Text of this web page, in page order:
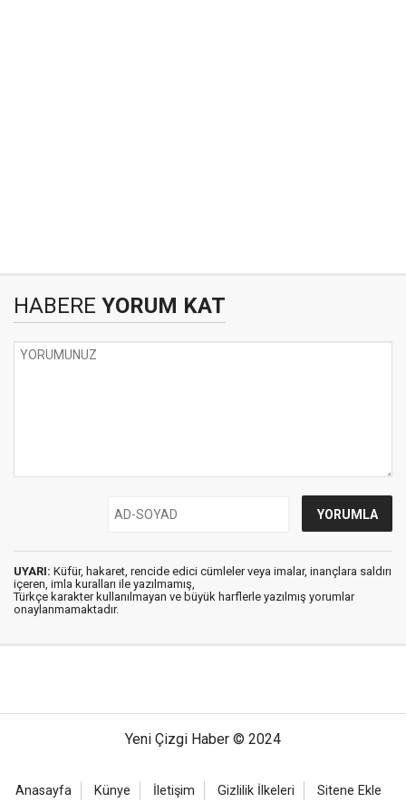
HABERE YORUM KAT
UYARI: Küfür, hakaret, rencide edici cümleler veya imalar, inançlara saldırı
içeren, imla kuralları ile yazılmamış,
Türkçe karakter kullanılmayan ve büyük harflerle yazılmış yorumlar
onaylanmamaktadır.
Yeni Çizgi Haber © 2024
Anasayfa Künye İletişim Gizlilik İlkeleri Sitene Ekle